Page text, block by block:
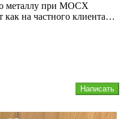
металлу при МОСХ
на частного клиента,
Написать